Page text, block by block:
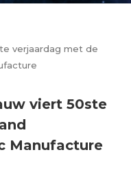
verjaardag met de
viert 50ste
Manufacture